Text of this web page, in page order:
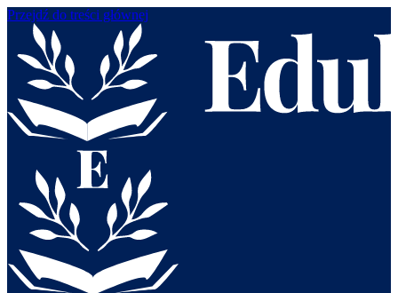
Przejdź do treści głównej